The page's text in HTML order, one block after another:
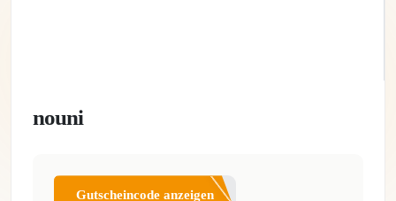
nouni
Gutscheincode anzeigen